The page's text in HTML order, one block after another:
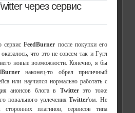
через сервис
сервисFeedBurner после покупки его
что это не совсем так и Гугл
новые возможности. Конечно, я бы
наконец-то обрел приличный
или научился нормально работать с
анонсов блога в Twitterэто тоже
повального увлеченияTwitter'ом. Не
плагинов, сервисов типа